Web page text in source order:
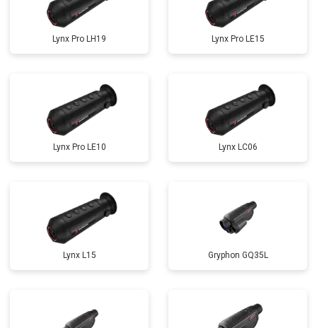
Lynx Pro LH19 Lynx Pro LE15
Lynx Pro LE10 Lynx LC06
Lynx L15 Gryphon GQ35L